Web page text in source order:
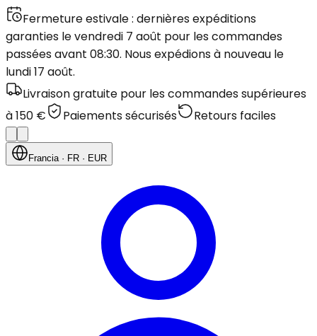
Fermeture estivale : dernières expéditions
garanties le vendredi 7 août pour les commandes
passées avant 08:30. Nous expédions à nouveau le
lundi 17 août.
Livraison gratuite pour les commandes supérieures
à 150 €
Paiements sécurisés Retours faciles
Francia· FR · EUR